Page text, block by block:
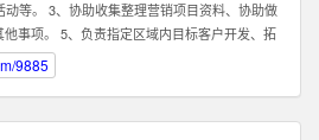
等。 3、协助收集整理营销项目资料、协助做
事项。 5、负责指定区域内目标客户开发、拓
提出积极的、符合产品的市场发展的建议和意
信息，及时完善服务。 8、完成销售业绩指
成任务。 2、具有良好的沟通能力及客户服务
9885